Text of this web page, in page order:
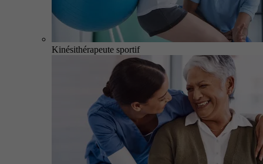
Kinésithérapeute sportif